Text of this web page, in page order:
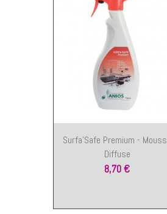
Surfa'Safe Premium -
Diffuse
8,70 €